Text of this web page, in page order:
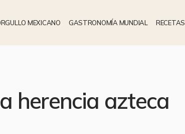
MEXICANO GASTRONOMÍA MUNDIAL RECETAS
herencia azteca